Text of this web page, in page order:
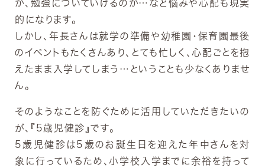
か、勉強についていけるのか…など悩みや心配も現実
的になります。
しかし、年長さんは就学の準備や幼稚園・保育園最後
のイベントもたくさんあり、とても忙しく、心配ごとを抱
えたまま入学してしまう…ということも少なくありませ
ん。
そのようなことを防ぐために活用していただきたいの
が、『5歳児健診』です。
5歳児健診は5歳のお誕生日を迎えた年中さんを対
象に行っているため、小学校入学までに余裕を持って